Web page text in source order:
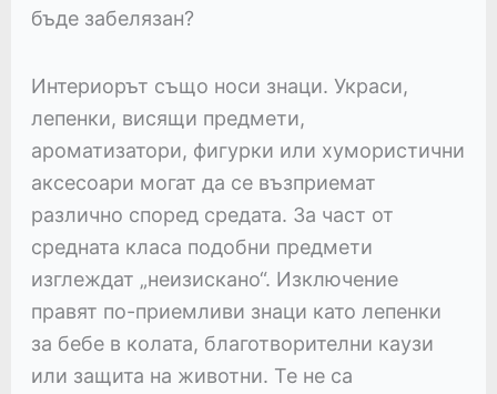
бъде забелязан?
Интериорът също носи знаци. Украси,
лепенки, висящи предмети,
ароматизатори, фигурки или хумористични
аксесоари могат да се възприемат
различно според средата. За част от
средната класа подобни предмети
изглеждат „неизискано“. Изключение
правят по-приемливи знаци като лепенки
за бебе в колата, благотворителни каузи
или защита на животни. Те не са